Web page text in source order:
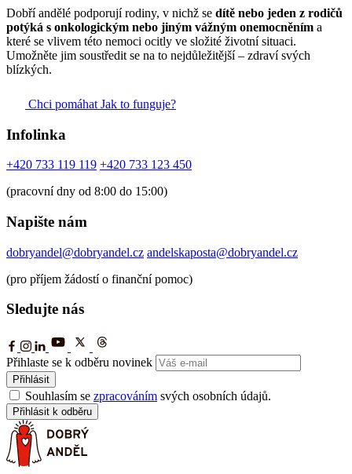
Dobří andělé podporují rodiny, v nichž se dítě nebo jeden z rodičů
potýká s onkologickým nebo jiným vážným onemocněním a
které se vlivem této nemoci ocitly ve složité životní situaci.
Umožněte jim soustředit se na to nejdůležitější – zdraví svých
blízkých.
Chci pomáhat Jak to funguje?
Infolinka
+420 733 119 119 +420 733 123 450
(pracovní dny od 8:00 do 15:00)
Napište nám
dobryandel@dobryandel.cz andelskaposta@dobryandel.cz
(pro příjem žádostí o finanční pomoc)
Sledujte nás
Přihlaste se k odběru novinek
Přihlásit
Souhlasím se zpracováním svých osobních údajů.
Přihlásit k odběru